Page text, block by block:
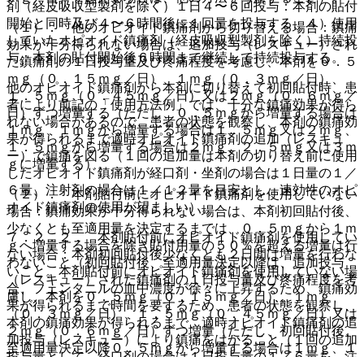
（１）． 他のオピオイド鎮痛剤から切り替える場合：鎮痛
効果が十分得られない場合は、追加投与（レスキュー）され
た鎮痛剤の１日投与量及び疼痛程度を考慮し、本剤を０．５
ｍｇ（０．１５ｍｇ／日）、１ｍｇ（０．３ｍｇ／日）、
１．５ｍｇ（０．４５ｍｇ／日）又は２ｍｇ（０．６ｍｇ／
日）ずつ増量する（ただし、０．５ｍｇから増量する場合は
１ｍｇ、１ｍｇから増量する場合は１．５ｍｇ又は２ｍｇ、
１．５ｍｇから増量する場合は２ｍｇ、２．５ｍｇ又は３ｍ
ｇに増量する）。
（２）． 本剤貼付前にオピオイド鎮痛剤を使用していない
場合：鎮痛効果が十分得られない場合は、本剤初回貼付後、
少なくとも至適用量を決定するまでは、０．５ｍｇから１ｍ
ｇへ増量する場合を除き貼付用量の５０％を超える増量は行
わないこと（初回貼付後、至適用量決定以降は、追加投与
（レスキュー）された鎮痛剤の１日投与量及び疼痛程度を考
慮し、本剤を０．５ｍｇ（０．１５ｍｇ／日）、１ｍｇ
（０．３ｍｇ／日）、１．５ｍｇ（０．４５ｍｇ／日）又は
２ｍｇ（０．６ｍｇ／日）ずつ増量（ただし、初回貼付後、
至適用量決定以降０．５ｍｇから増量する場合は１ｍｇ、１
剤（経皮吸収型製剤を除く）１日４〜６回投与：本剤の貼付
開始と同時及び４〜６時間後に１回量を投与する、４）使用
していたオピオイド鎮痛剤（経皮吸収型製剤を除く）持続投
与：本剤の貼付開始後６時間まで継続して持続投与する。
他のオピオイド鎮痛剤から本剤に切り替えて初回貼付時、患
者により前記の「使用方法例」では、十分な鎮痛効果が得ら
れない場合があるので、患者の状態を観察し、本剤の鎮痛効
果が得られるまで適時オピオイド鎮痛剤の追加（レスキュ
ー）で鎮痛を図る（１回の追加量は本剤の切り替え前に使用
したオピオイド鎮痛剤が経口剤・坐剤の場合は１日量の１／
６量、注射剤の場合は１／１２量を目安とし、速効性のオピ
オイド鎮痛剤の使用が望ましい）。
７．２．２． 本剤貼付前にオピオイド鎮痛剤を使用してい
ない場合：本剤初回貼付後少なくとも２日間は増量を行わな
いこと。本剤貼付前にオピオイド鎮痛剤を使用していない場
合、フェンタニルの血中濃度が徐々に上昇するため、鎮痛効
果が得られるまで時間を要するため、患者の状態を観察し、
本剤の鎮痛効果が得られるまで、適時オピオイド鎮痛剤の追
加投与（レスキュー）により鎮痛をはかること（１回の追加